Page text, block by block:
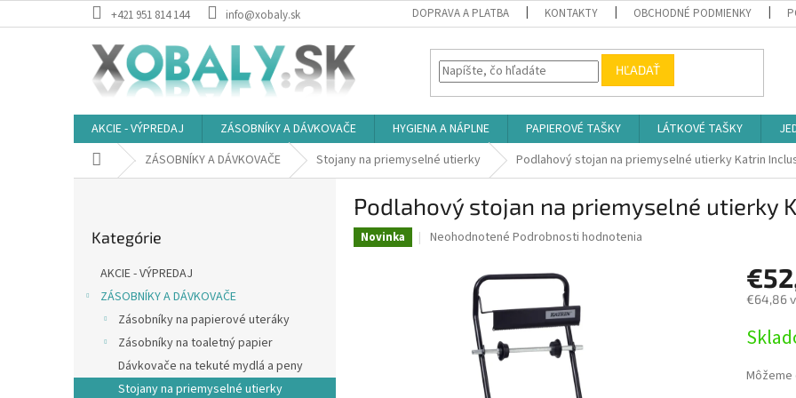
na
+421 951 814 144 info@xobaly.sk DOPRAVA A PLATBA KONTAKTY OBCHODNÉ PODMIENKY
HĽADAŤ
AKCIE - VÝPREDAJ ZÁSOBNÍKY A DÁVKOVAČE HYGIENA A NÁPLNE PAPIEROVÉ TAŠKY LÁTKOVÉ TAŠKY
Domov ZÁSOBNÍKY A DÁVKOVAČE Stojany na priemyselné utierky Podlahový stojan na priemyselné utierky Katrin
kategórie
Kategórie
AKCIE - VÝPREDAJ
ZÁSOBNÍKY A DÁVKOVAČE
Zásobníky na papierové uteráky
Zásobníky na toaletný papier
Dávkovače na tekuté mydlá a peny
Stojany na priemyselné utierky
Podlahový stojan na priemyselné utierky
Novinka
Priemerné
hviezdičiek.
Neohodnotené Podrobnosti hodnotenia
€64,86
cena: